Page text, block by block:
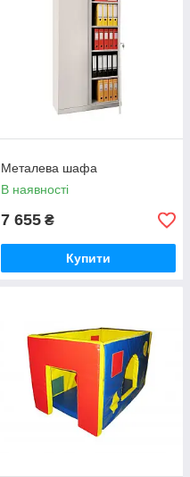
Металева шафа
В наявності
7 655 ₴
Купити